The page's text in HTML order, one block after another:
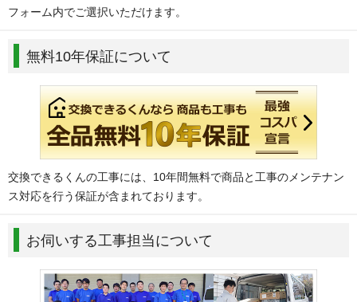
フォーム内でご選択いただけます。
無料10年保証について
交換できるくんの工事には、10年間無料で商品と工事のメンテナン
ス対応を行う保証が含まれております。
お伺いする工事担当について